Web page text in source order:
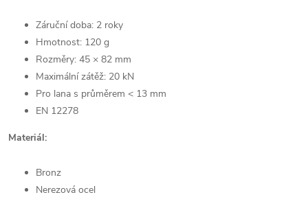
Záruční doba: 2 roky
Hmotnost: 120 g
Rozměry: 45 × 82 mm
Maximální zátěž: 20 kN
Pro lana s průměrem < 13 mm
EN 12278
Materiál:
Bronz
Nerezová ocel